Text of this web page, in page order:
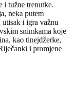
i tužne trenutke.
neka putem
utisak i igra važnu
snimkama koje
kao tinejdžerke,
i promjene